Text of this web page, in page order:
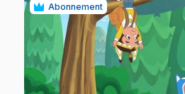
Abonnement